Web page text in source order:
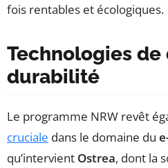
fois rentables et écologiques.
Technologies
durabilité
Le programme NRW revêt
cruciale dans le domaine du
qu’intervient Ostrea, dont la